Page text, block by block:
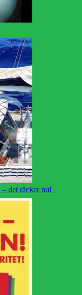
det räcker nu!